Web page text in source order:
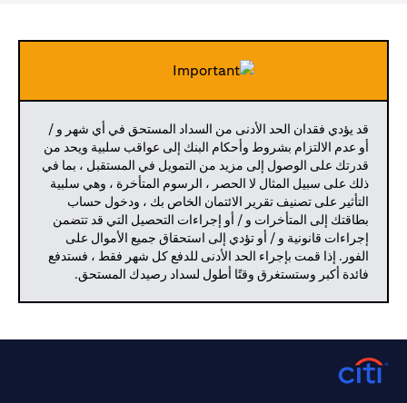
قد يؤدي فقدان الحد الأدنى من السداد المستحق في أي شهر و /
أو عدم الالتزام بشروط وأحكام البنك إلى عواقب سلبية ويحد من
قدرتك على الوصول إلى مزيد من التمويل في المستقبل ، بما في
ذلك على سبيل المثال لا الحصر ، الرسوم المتأخرة ، وهي سلبية
التأثير على تصنيف تقرير الائتمان الخاص بك ، ودخول حساب
بطاقتك إلى المتأخرات و / أو إجراءات التحصيل التي قد تتضمن
إجراءات قانونية و / أو تؤدي إلى استحقاق جميع الأموال على
الفور. إذا قمت بإجراء الحد الأدنى للدفع كل شهر فقط ، فستدفع
فائدة أكبر وستستغرق وقتًا أطول لسداد رصيدك المستحق.